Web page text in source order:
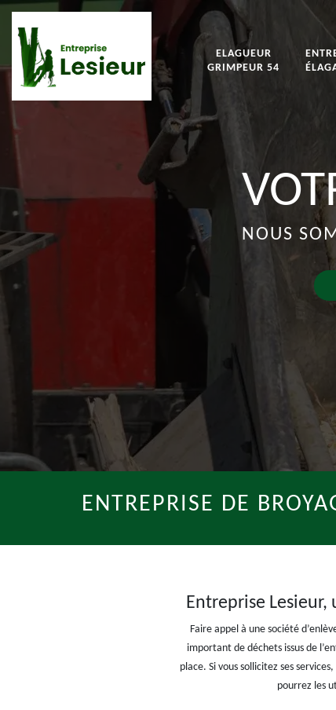
ELAGUEUR
GRIMPEUR 54
NOUS
ENTREPRISE DE
Entreprise
Faire appel à une société
important de déchets issus de
place. Si vous sollicitez ses
pourrez les